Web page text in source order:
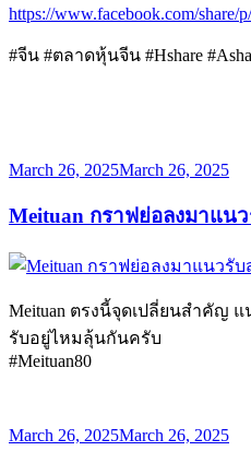
https://www.facebook.com/share/
#จีน #ตลาดหุ้นจีน #Hshare
Posted
March 26, 2025March 26, 2025
Meituan กราฟย่อลงมาแน
Meituan ตรงนี้จุดเปลี่ยนสำคัญ
รับอยู่ไหมลุ้นกันครับ
#Meituan80
Posted
March 26, 2025March 26, 2025